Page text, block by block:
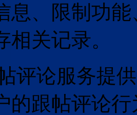
息、限制功
关记录。
评论服务提
的跟帖评论